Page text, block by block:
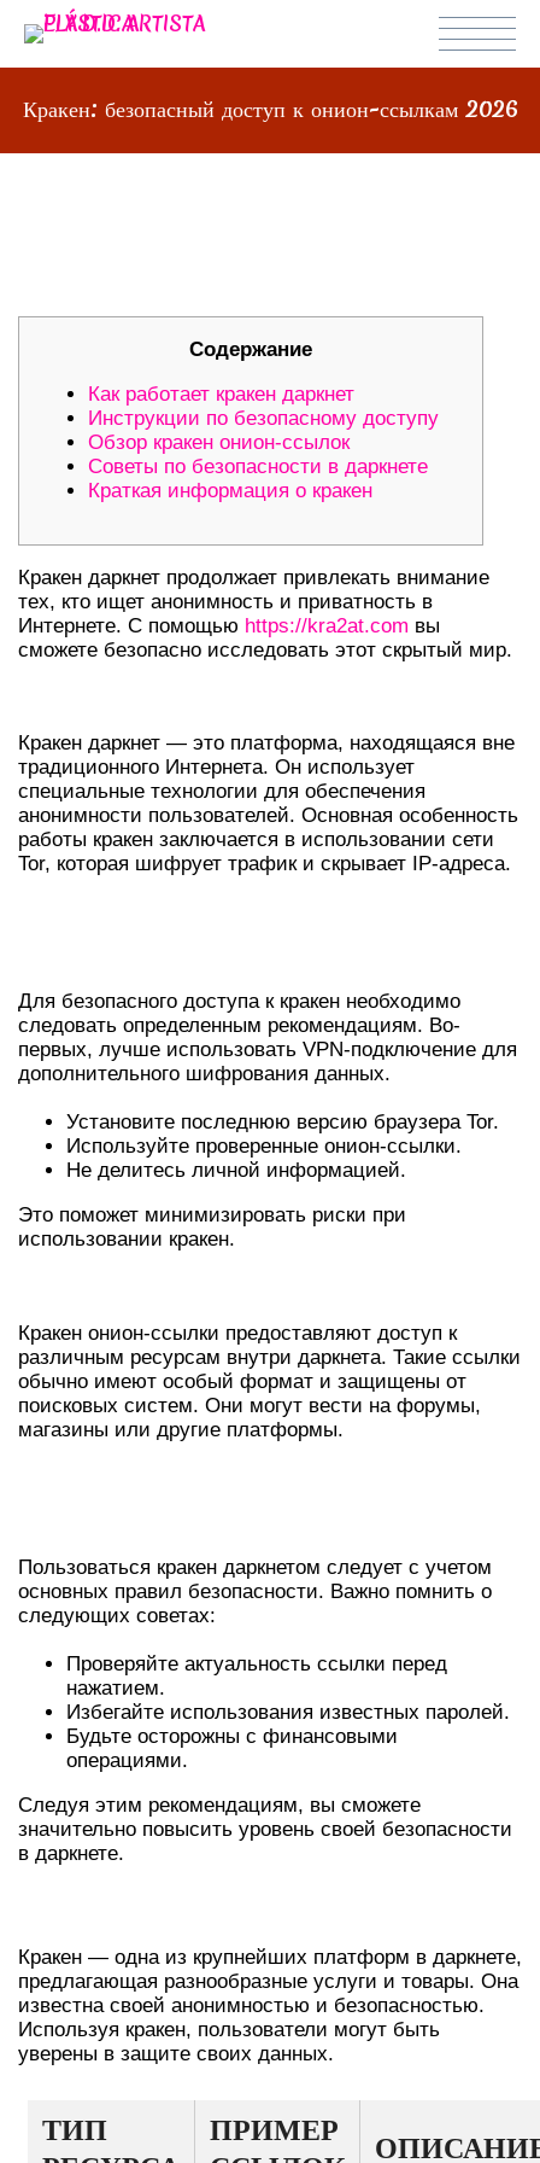
Кракен: безопасный доступ к онион-ссылкам 2026
Содержание
Как работает кракен даркнет
Инструкции по безопасному доступу
Обзор кракен онион-ссылок
Советы по безопасности в даркнете
Краткая информация о кракен
Кракен даркнет продолжает привлекать внимание
тех, кто ищет анонимность и приватность в
Интернете. С помощью https://kra2at.com вы
сможете безопасно исследовать этот скрытый мир.
Кракен даркнет — это платформа, находящаяся вне
традиционного Интернета. Он использует
специальные технологии для обеспечения
анонимности пользователей. Основная особенность
работы кракен заключается в использовании сети
Tor, которая шифрует трафик и скрывает IP-адреса.
Для безопасного доступа к кракен необходимо
следовать определенным рекомендациям. Во-
первых, лучше использовать VPN-подключение для
дополнительного шифрования данных.
Установите последнюю версию браузера Tor.
Используйте проверенные онион-ссылки.
Не делитесь личной информацией.
Это поможет минимизировать риски при
использовании кракен.
Кракен онион-ссылки предоставляют доступ к
различным ресурсам внутри даркнета. Такие ссылки
обычно имеют особый формат и защищены от
поисковых систем. Они могут вести на форумы,
магазины или другие платформы.
Пользоваться кракен даркнетом следует с учетом
основных правил безопасности. Важно помнить о
следующих советах:
Проверяйте актуальность ссылки перед
нажатием.
Избегайте использования известных паролей.
Будьте осторожны с финансовыми
операциями.
Следуя этим рекомендациям, вы сможете
значительно повысить уровень своей безопасности
в даркнете.
Кракен — одна из крупнейших платформ в даркнете,
предлагающая разнообразные услуги и товары. Она
известна своей анонимностью и безопасностью.
Используя кракен, пользователи могут быть
уверены в защите своих данных.
ТИП
ПРИМЕР